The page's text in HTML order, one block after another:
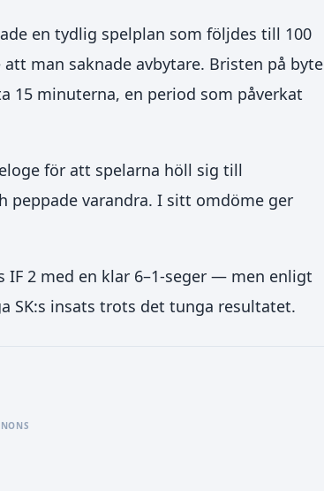
en tydlig spelplan som följdes till 100
man saknade avbytare. Bristen på byte
15 minuterna, en period som påverkat
för att spelarna höll sig till
peppade varandra. I sitt omdöme ger
2 med en klar 6–1-seger — men enligt
SK:s insats trots det tunga resultatet.